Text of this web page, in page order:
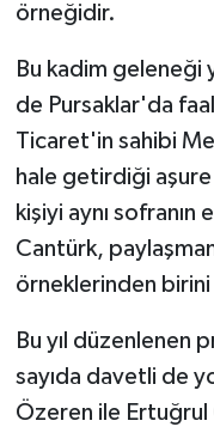
örneğidir.
Bu kadim geleneği
de Pursaklar'da
Ticaret'in sahibi
hale getirdiği
kişiyi aynı
Cantürk,
örneklerinden
Bu yıl düzenlenen
sayıda davetli de
Özeren ile